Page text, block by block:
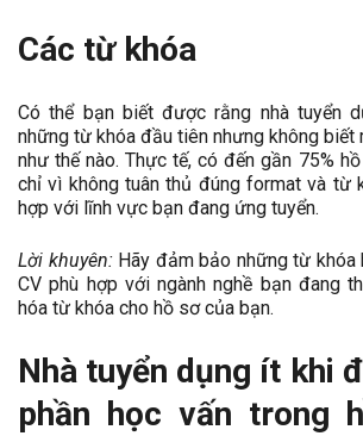
Các từ khóa
Có thể bạn biết được rằng nhà tuyển
những từ khóa đầu tiên nhưng không biết
như thế nào. Thực tế, có đến gần 75%
chỉ vì không tuân thủ đúng format và từ
hợp với lĩnh vực bạn đang ứng tuyển.
Lời khuyên: Hãy đảm bảo những từ
CV phù hợp với ngành nghề bạn đang
hóa từ khóa cho hồ sơ của bạn.
Nhà tuyển dụng ít khi
phần học vấn trong